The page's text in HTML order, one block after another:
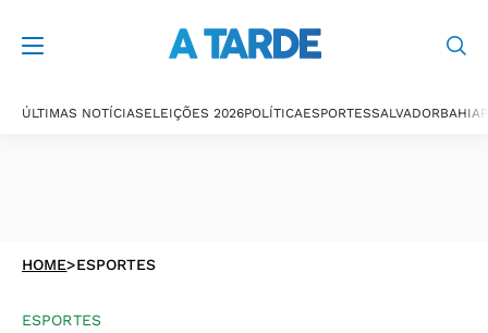
ÚLTIMAS NOTÍCIASELEIÇÕES 2026POLÍTICAESPORTESSALVADORBAHIA
HOME>ESPORTES
ESPORTES